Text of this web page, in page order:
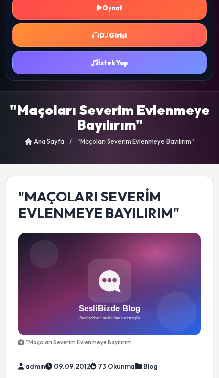
Oynat
DJ Girişi
İstek Yap
"Maçoları Severim Evlenmeye
Bayılırım"
Ana Sayfa / "Maçoları Severim Evlenmeye Bayılırım"
"MAÇOLARI SEVERIM
EVLENMEYE BAYILIRIM"
"Maçoları Severim Evlenmeye Bayılırım"
admin 09.09.2012 73 Okunma Blog